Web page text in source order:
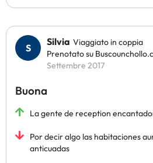
Silvia Viaggiato in coppia
Prenotato su
Settembre 2017
Buona
La gente de reception
Por decir algo las habitaciones
anticuadas